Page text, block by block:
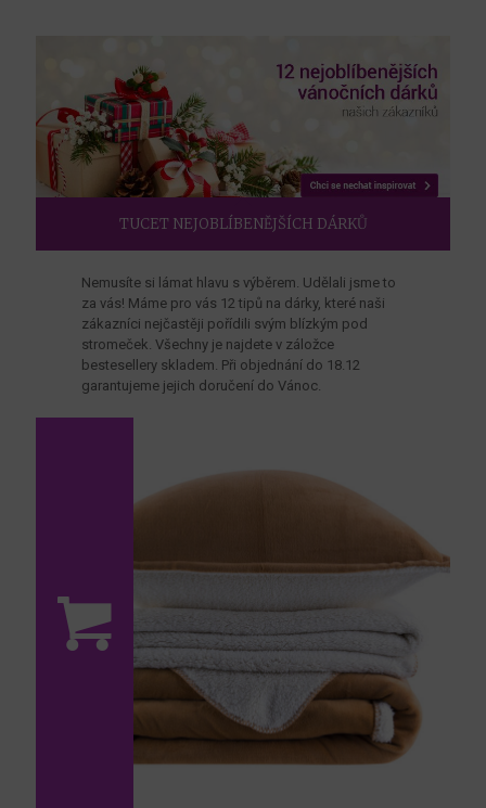
TUCET NEJOBLÍBENĚJŠÍCH DÁRKŮ
Nemusíte si lámat hlavu s výběrem. Udělali jsme to
za vás! Máme pro vás 12 tipů na dárky, které naši
zákazníci nejčastěji pořídili svým blízkým pod
stromeček. Všechny je najdete v záložce
bestesellery skladem. Při objednání do 18.12
garantujeme jejich doručení do Vánoc.